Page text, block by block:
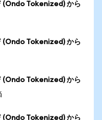
(Ondo Tokenized) から
(Ondo Tokenized) から
(Ondo Tokenized) から
(Ondo Tokenized) から